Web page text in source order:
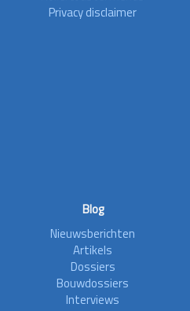
Privacy disclaimer
Blog
Nieuwsberichten
Artikels
Dossiers
Bouwdossiers
Interviews